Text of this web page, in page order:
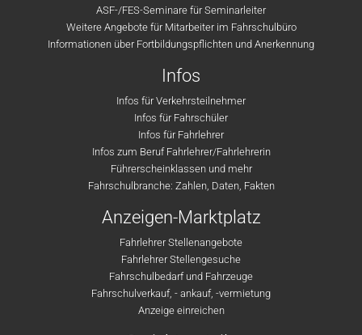
ASF-/FES-Seminare für Seminarleiter
Weitere Angebote für Mitarbeiter im Fahrschulbüro
Informationen über Fortbildungspflichten und Anerkennung
Infos
Infos für Verkehrsteilnehmer
Infos für Fahrschüler
Infos für Fahrlehrer
Infos zum Beruf Fahrlehrer/Fahrlehrerin
Führerscheinklassen und mehr
Fahrschulbranche: Zahlen, Daten, Fakten
Anzeigen-Marktplatz
Fahrlehrer Stellenangebote
Fahrlehrer Stellengesuche
Fahrschulbedarf und Fahrzeuge
Fahrschulverkauf, - ankauf, -vermietung
Anzeige einreichen